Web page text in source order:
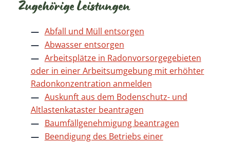
Zugehörige Leistungen
Abfall und Müll entsorgen
Abwasser entsorgen
Arbeitsplätze in Radonvorsorgegebieten
oder in einer Arbeitsumgebung mit erhöhter
Radonkonzentration anmelden
Auskunft aus dem Bodenschutz- und
Altlastenkataster beantragen
Baumfällgenehmigung beantragen
Beendigung des Betriebs einer